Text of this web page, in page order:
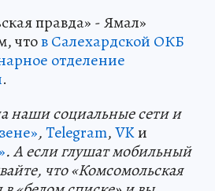
правда» - Ямал»
чтов Салехардской ОКБ
отделение
.
наши социальные сети и
,Telegram,VKи
. А если глушат мобильный
что «Комсомольская